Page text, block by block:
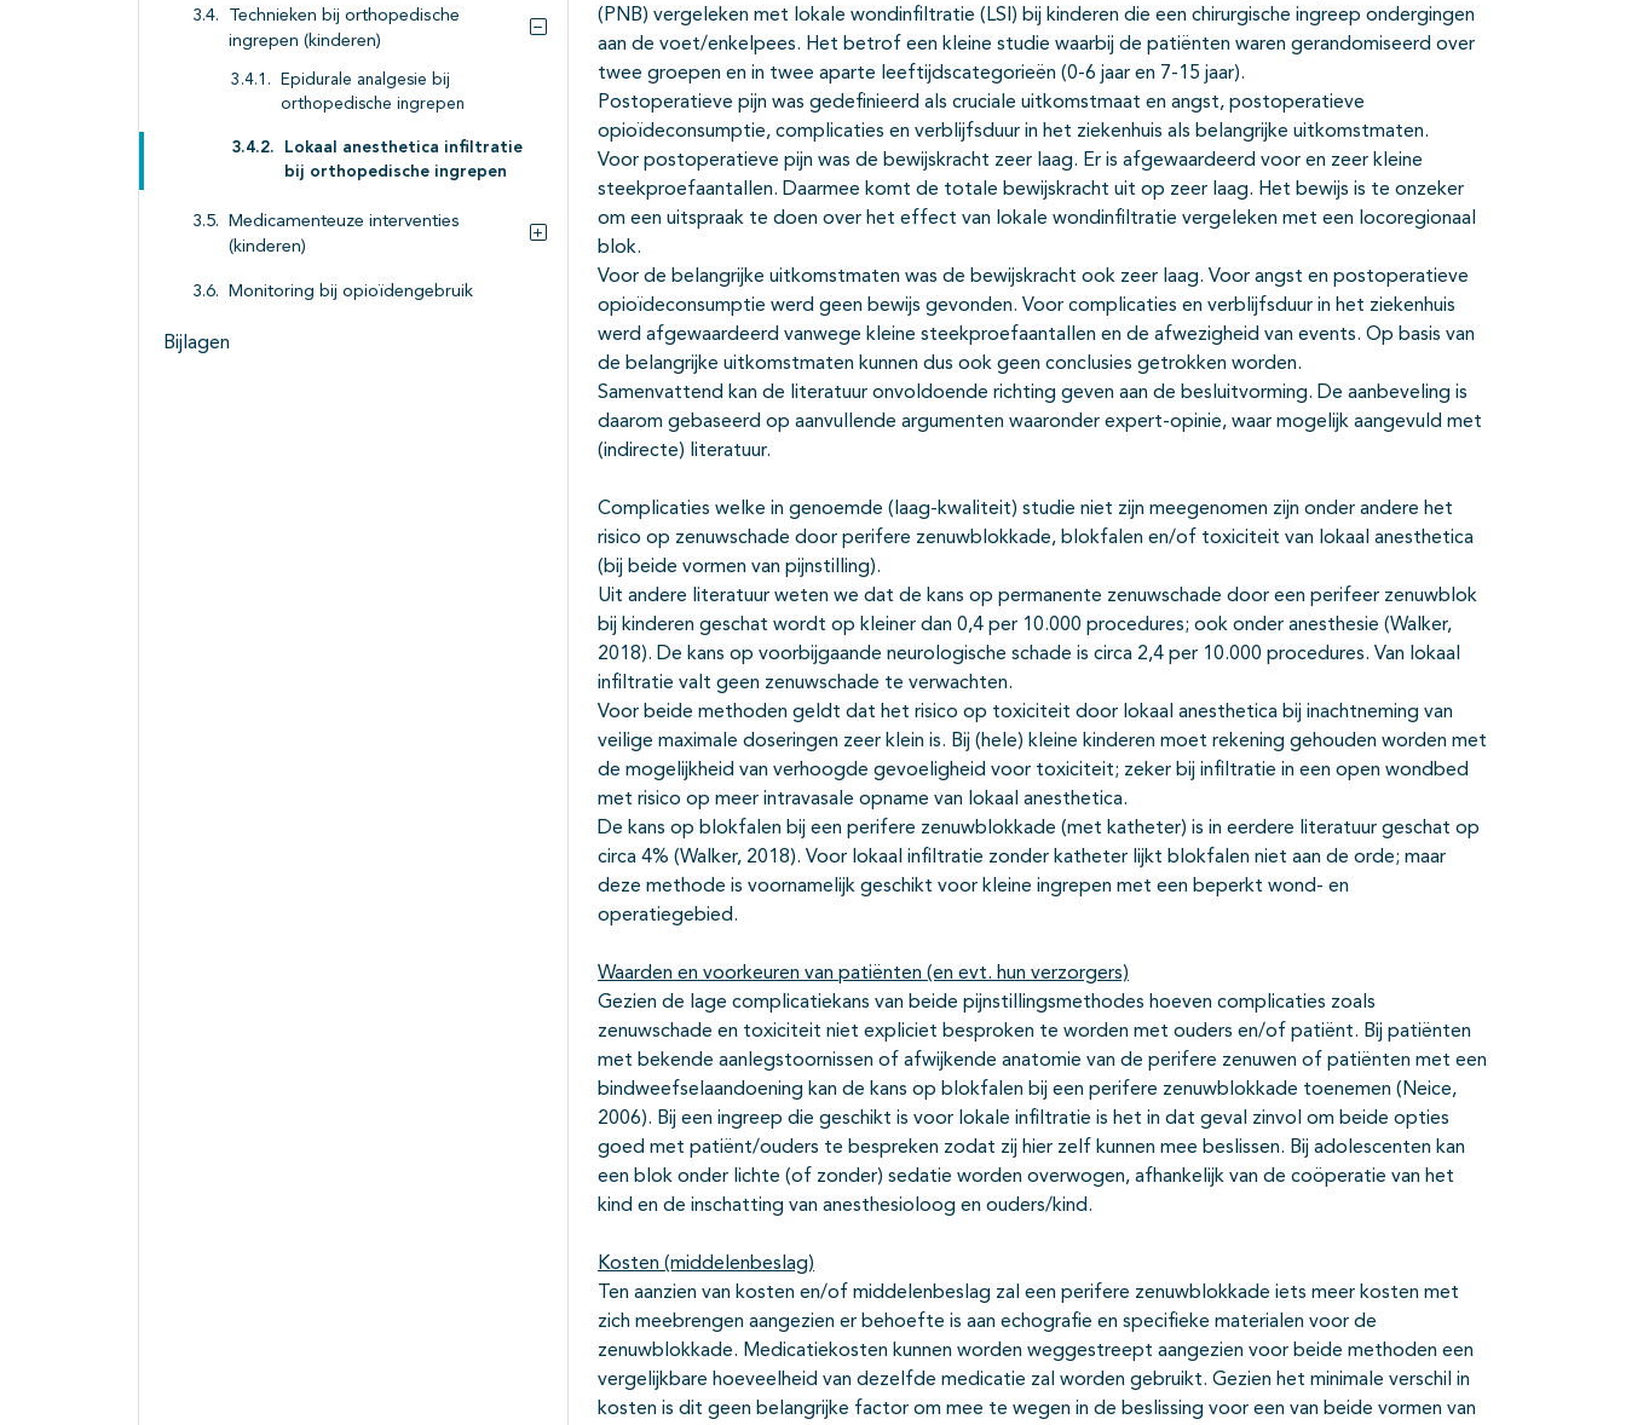
Technieken bij orthopedische
ingrepen (kinderen)
Subpagina's open- en dichtklappen
Epidurale analgesie bij
orthopedische ingrepen
Lokaal anesthetica infiltratie
bij orthopedische ingrepen
Medicamenteuze interventies
(kinderen)
Subpagina's open- en dichtklappen
Monitoring bij opioïdengebruik
Bijlagen
(PNB) vergeleken met lokale wondinfiltratie (LSI) bij kinderen die een chirurgische ingreep ondergingen
aan de voet/enkelpees. Het betrof een kleine studie waarbij de patiënten waren gerandomiseerd over
twee groepen en in twee aparte leeftijdscategorieën (0-6 jaar en 7-15 jaar).
Postoperatieve pijn was gedefinieerd als cruciale uitkomstmaat en angst, postoperatieve
opioïdeconsumptie, complicaties en verblijfsduur in het ziekenhuis als belangrijke uitkomstmaten.
Voor postoperatieve pijn was de bewijskracht zeer laag. Er is afgewaardeerd voor en zeer kleine
steekproefaantallen. Daarmee komt de totale bewijskracht uit op zeer laag. Het bewijs is te onzeker
om een uitspraak te doen over het effect van lokale wondinfiltratie vergeleken met een locoregionaal
blok.
Voor de belangrijke uitkomstmaten was de bewijskracht ook zeer laag. Voor angst en postoperatieve
opioïdeconsumptie werd geen bewijs gevonden. Voor complicaties en verblijfsduur in het ziekenhuis
werd afgewaardeerd vanwege kleine steekproefaantallen en de afwezigheid van events. Op basis van
de belangrijke uitkomstmaten kunnen dus ook geen conclusies getrokken worden.
Samenvattend kan de literatuur onvoldoende richting geven aan de besluitvorming. De aanbeveling is
daarom gebaseerd op aanvullende argumenten waaronder expert-opinie, waar mogelijk aangevuld met
(indirecte) literatuur.
Complicaties welke in genoemde (laag-kwaliteit) studie niet zijn meegenomen zijn onder andere het
risico op zenuwschade door perifere zenuwblokkade, blokfalen en/of toxiciteit van lokaal anesthetica
(bij beide vormen van pijnstilling).
Uit andere literatuur weten we dat de kans op permanente zenuwschade door een perifeer zenuwblok
bij kinderen geschat wordt op kleiner dan 0,4 per 10.000 procedures; ook onder anesthesie (Walker,
2018). De kans op voorbijgaande neurologische schade is circa 2,4 per 10.000 procedures. Van lokaal
infiltratie valt geen zenuwschade te verwachten.
Voor beide methoden geldt dat het risico op toxiciteit door lokaal anesthetica bij inachtneming van
veilige maximale doseringen zeer klein is. Bij (hele) kleine kinderen moet rekening gehouden worden met
de mogelijkheid van verhoogde gevoeligheid voor toxiciteit; zeker bij infiltratie in een open wondbed
met risico op meer intravasale opname van lokaal anesthetica.
De kans op blokfalen bij een perifere zenuwblokkade (met katheter) is in eerdere literatuur geschat op
circa 4% (Walker, 2018). Voor lokaal infiltratie zonder katheter lijkt blokfalen niet aan de orde; maar
deze methode is voornamelijk geschikt voor kleine ingrepen met een beperkt wond- en
operatiegebied.
Waarden en voorkeuren van patiënten (en evt. hun verzorgers)
Gezien de lage complicatiekans van beide pijnstillingsmethodes hoeven complicaties zoals
zenuwschade en toxiciteit niet expliciet besproken te worden met ouders en/of patiënt. Bij patiënten
met bekende aanlegstoornissen of afwijkende anatomie van de perifere zenuwen of patiënten met een
bindweefselaandoening kan de kans op blokfalen bij een perifere zenuwblokkade toenemen (Neice,
2006). Bij een ingreep die geschikt is voor lokale infiltratie is het in dat geval zinvol om beide opties
goed met patiënt/ouders te bespreken zodat zij hier zelf kunnen mee beslissen. Bij adolescenten kan
een blok onder lichte (of zonder) sedatie worden overwogen, afhankelijk van de coöperatie van het
kind en de inschatting van anesthesioloog en ouders/kind.
Kosten (middelenbeslag)
Ten aanzien van kosten en/of middelenbeslag zal een perifere zenuwblokkade iets meer kosten met
zich meebrengen aangezien er behoefte is aan echografie en specifieke materialen voor de
zenuwblokkade. Medicatiekosten kunnen worden weggestreept aangezien voor beide methoden een
vergelijkbare hoeveelheid van dezelfde medicatie zal worden gebruikt. Gezien het minimale verschil in
kosten is dit geen belangrijke factor om mee te wegen in de beslissing voor een van beide vormen van